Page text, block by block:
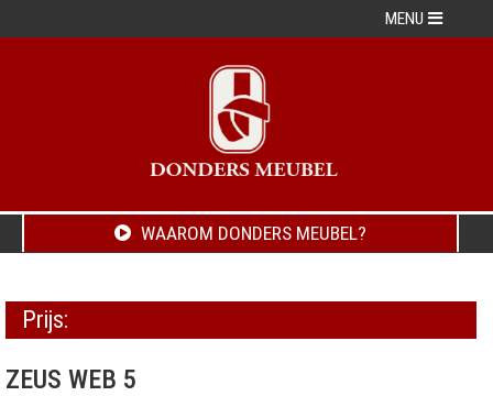
MENU
WAAROM DONDERS MEUBEL?
Prijs:
ZEUS WEB 5